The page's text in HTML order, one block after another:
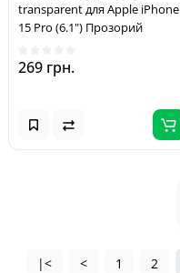
transparent для Apple iPhone
15 Pro (6.1") Прозорий
269 грн.
|< < 1 2